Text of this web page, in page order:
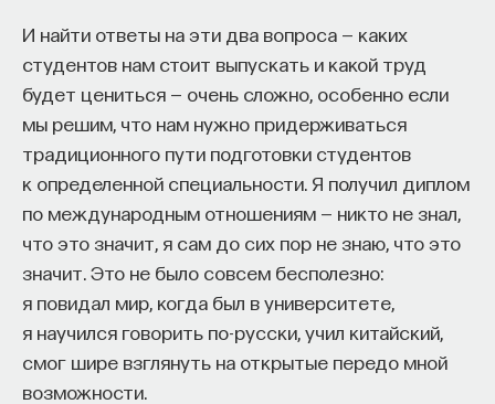
И найти ответы на эти два вопроса — каких
студентов нам стоит выпускать и какой труд
будет цениться — очень сложно, особенно если
мы решим, что нам нужно придерживаться
традиционного пути подготовки студентов
к определенной специальности. Я получил диплом
по международным отношениям — никто не знал,
что это значит, я сам до сих пор не знаю, что это
значит. Это не было совсем бесполезно:
я повидал мир, когда был в университете,
я научился говорить по-русски, учил китайский,
смог шире взглянуть на открытые передо мной
возможности.
нашей жизни, если угодно, с обстоятельствами
нашей учёбы. Это такое братство, которое
создаётся ещё в период институтской или
университетской жизни. Я училась
на историческом факультете МГУ, и тогда
(я не знаю, как сейчас) всегда наши однокурсники,
которые не учились на нашей кафедре истории
Средних Веков, но надо сказать, также
и на кафедре Древнего мира — это были две
обособленные кафедры, у которых все семинары
были вместе, они рядом располагались всегда.
И все остальные наши однокурсники, которые